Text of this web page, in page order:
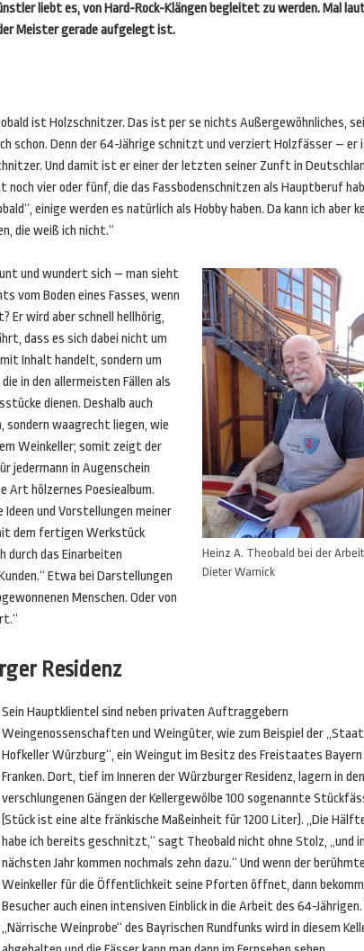
liebt es, von Hard-Rock-Klängen begleitet zu werden. Mal
Meister gerade aufgelegt ist.
ist Holzschnitzer. Das ist per se nichts Außergewöhnliches,
schon. Denn der 64-Jährige schnitzt und verziert Holzfässer – er
Und damit ist er einer der letzten seiner Zunft in
noch vier oder fünf, die das Fassbodenschnitzen als Hauptberuf
einige werden es natürlich als Hobby haben. Da kann ich aber
die weiß ich nicht.“
Heinz A. Theobald bei der
Dieter Warnick
und wundert sich – man sieht
vom Boden eines Fasses, wenn
Er wird aber schnell hellhörig,
dass es sich dabei nicht um
Inhalt handelt, sondern um
die in den allermeisten Fällen als
dienen. Deshalb auch
sondern waagrecht liegen, wie
Weinkeller; somit zeigt der
jedermann in Augenschein
Art hölzernes Poesiealbum.
und Vorstellungen meiner
dem fertigen Werkstück
durch das Einarbeiten
Etwa bei Darstellungen
Menschen. Oder von
Residenz
Sein Hauptklientel sind neben privaten Auftraggebern
Weingenossenschaften und Weingüter, wie zum Beispiel der
Hofkeller Würzburg“, ein Weingut im Besitz des Freistaates Bayern
Franken. Dort, tief im Inneren der Würzburger Residenz, lagern in den
verschlungenen Gängen der Kellergewölbe 100 sogenannte
(Stück ist eine alte fränkische Maßeinheit für 1200 Liter). „Die
habe ich bereits geschnitzt,“ sagt Theobald nicht ohne Stolz, „und
nächsten Jahr kommen nochmals zehn dazu.“ Und wenn der berühmte
Weinkeller für die Öffentlichkeit seine Pforten öffnet, dann
Besucher auch einen intensiven Einblick in die Arbeit des 64-Jährigen.
„Närrische Weinprobe“ des Bayrischen Rundfunks wird in diesem